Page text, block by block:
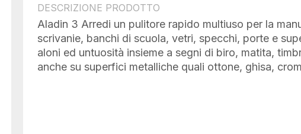
DESCRIZIONE PRODOTTO
Aladin 3 Arredi un pulitore rapido multiuso per la
scrivanie, banchi di scuola, vetri, specchi, porte e
aloni ed untuosità insieme a segni di biro, matita,
anche su superfici metalliche quali ottone, ghisa,